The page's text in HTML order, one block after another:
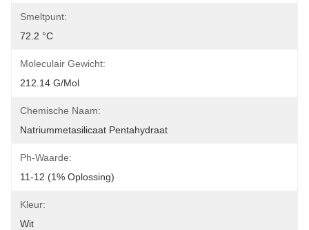
Smeltpunt:
72.2 °C
Moleculair Gewicht:
212.14 G/mol
Chemische Naam:
Natriummetasilicaat Pentahydraat
Ph-Waarde:
11-12 (1% Oplossing)
Kleur:
Wit